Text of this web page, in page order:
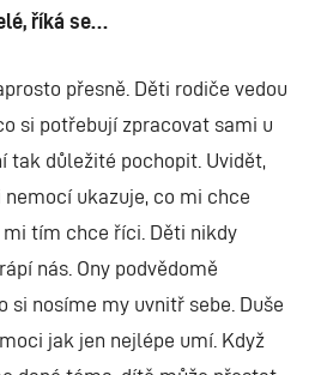
říká se…
přesně. Děti rodiče vedou
si potřebují zpracovat sami u
tak důležité pochopit. Uvidět,
ukazuje, co mi chce
tím chce říci. Děti nikdy
nás. Ony podvědomě
si nosíme my uvnitř sebe. Duše
jak jen nejlépe umí. Když